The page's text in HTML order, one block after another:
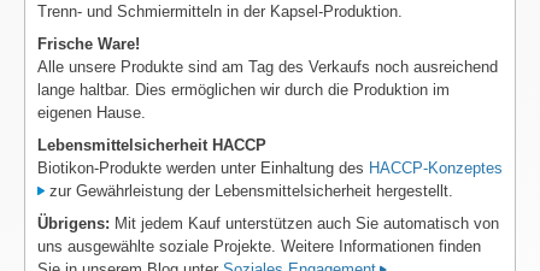
Trenn- und Schmiermitteln in der Kapsel-Produktion.
Frische Ware!
Alle unsere Produkte sind am Tag des Verkaufs noch ausreichend
lange haltbar. Dies ermöglichen wir durch die Produktion im
eigenen Hause.
Lebensmittelsicherheit HACCP
Biotikon-Produkte werden unter Einhaltung des HACCP-Konzeptes
zur Gewährleistung der Lebensmittelsicherheit hergestellt.
Übrigens: Mit jedem Kauf unterstützen auch Sie automatisch von
uns ausgewählte soziale Projekte. Weitere Informationen finden